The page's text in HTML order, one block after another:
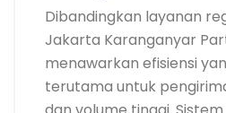
Dibandingkan layanan
Jakarta Karanganyar
menawarkan efisiensi
terutama untuk